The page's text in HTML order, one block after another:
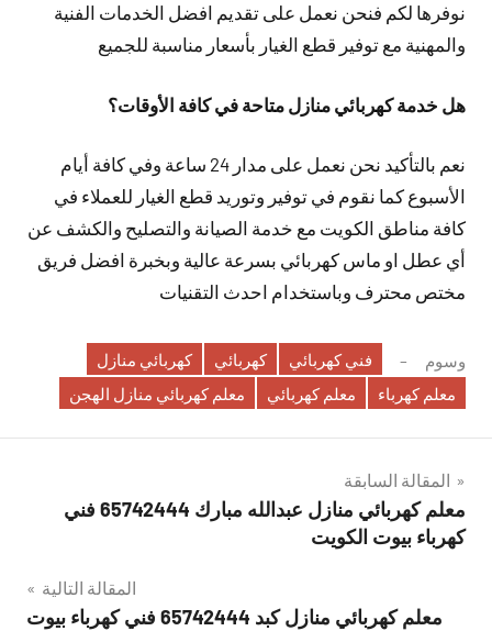
نوفرها لكم فنحن نعمل على تقديم افضل الخدمات الفنية
والمهنية مع توفير قطع الغيار بأسعار مناسبة للجميع
هل خدمة كهربائي منازل متاحة في كافة الأوقات؟
نعم بالتأكيد نحن نعمل على مدار 24 ساعة وفي كافة أيام
الأسبوع كما نقوم في توفير وتوريد قطع الغيار للعملاء في
كافة مناطق الكويت مع خدمة الصيانة والتصليح والكشف عن
أي عطل او ماس كهربائي بسرعة عالية وبخبرة افضل فريق
مختص محترف وباستخدام احدث التقنيات
وسوم فني كهربائي كهربائي
كهربائي منازل
معلم كهرباء
معلم كهربائي معلم كهربائي منازل الهجن
تصفّح
المقالات
المقالة السابقة
معلم كهربائي منازل عبدالله مبارك 65742444 فني
كهرباء بيوت الكويت
المقالة التالية
معلم كهربائي منازل كبد 65742444 فني كهرباء بيوت